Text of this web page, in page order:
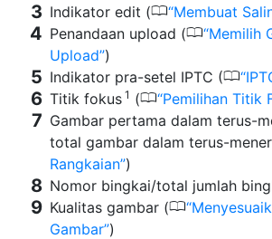
Indikator edit (0 Membuat
Penandaan upload (0 Memilih
Upload )
Indikator pra-setel IPTC (0
Titik fokus 1 (0 Pemilihan Titik
Gambar pertama dalam terus-
total gambar dalam terus-
Rangkaian )
Nomor bingkai/total jumlah
Kualitas gambar (0
Gambar )